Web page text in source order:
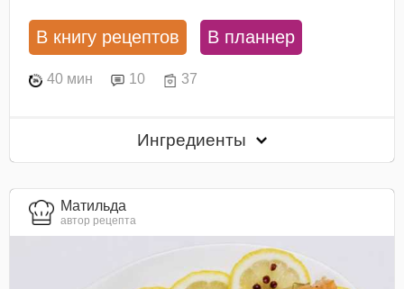
В книгу рецептов В планнер
40 мин 10 37
Ингредиенты
Матильда
автор рецепта